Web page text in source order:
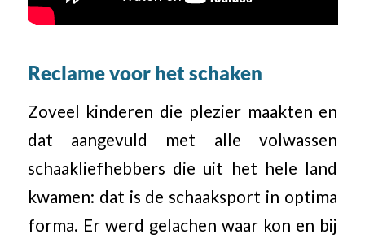
Reclame voor het schaken
Zoveel kinderen die plezier maakten en
dat aangevuld met alle volwassen
schaakliefhebbers die uit het hele land
kwamen: dat is de schaaksport in optima
forma. Er werd gelachen waar kon en bij